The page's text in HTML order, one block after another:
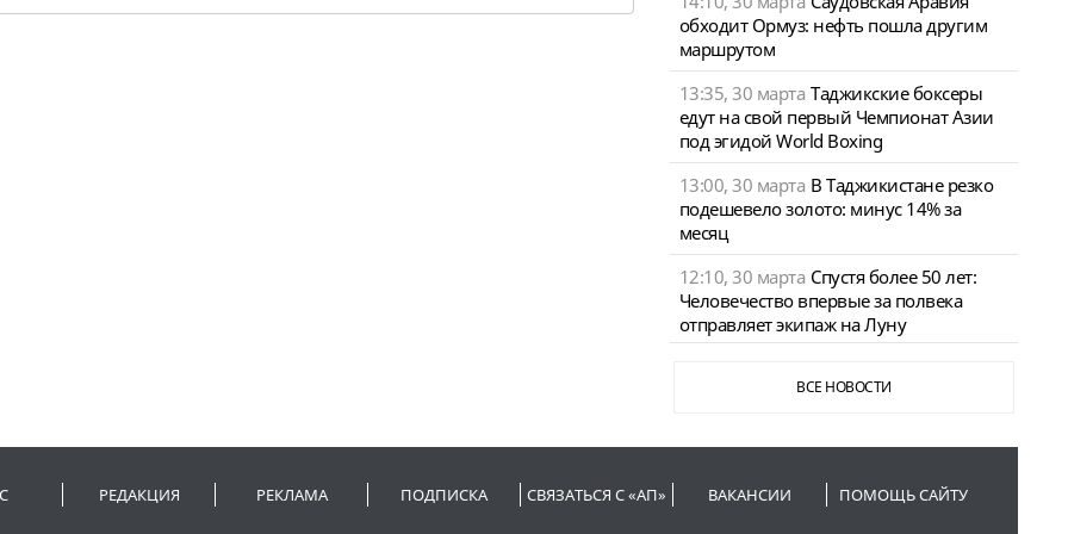
обходит Ормуз: нефть пошла другим
маршрутом
13:35, 30 марта Таджикские боксеры
едут на свой первый Чемпионат Азии
под эгидой World Boxing
13:00, 30 марта В Таджикистане резко
подешевело золото: минус 14% за
месяц
12:10, 30 марта Спустя более 50 лет:
Человечество впервые за полвека
отправляет экипаж на Луну
ВСЕ НОВОСТИ
РЕДАКЦИЯ РЕКЛАМА ПОДПИСКА СВЯЗАТЬСЯ С «АП» ВАКАНСИИ ПОМОЩЬ САЙТУ